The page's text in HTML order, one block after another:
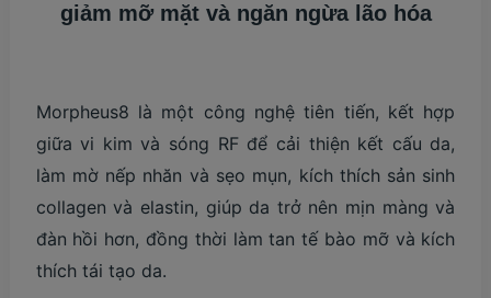
giảm mỡ mặt và ngăn ngừa lão hóa
Morpheus8 là một công nghệ tiên tiến, kết hợp
giữa vi kim và sóng RF để cải thiện kết cấu da,
làm mờ nếp nhăn và sẹo mụn, kích thích sản sinh
collagen và elastin, giúp da trở nên mịn màng và
đàn hồi hơn, đồng thời làm tan tế bào mỡ và kích
thích tái tạo da.